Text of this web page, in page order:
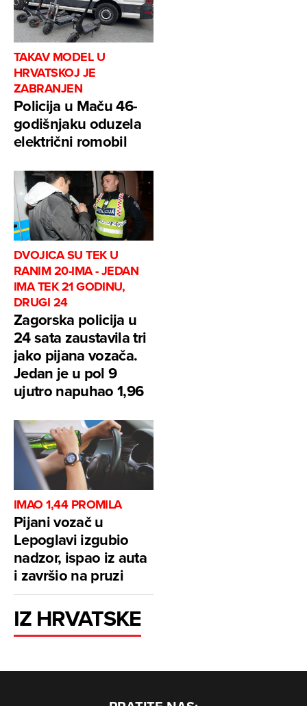
TAKAV MODEL U
HRVATSKOJ JE
ZABRANJEN
Policija u Maču 46-
godišnjaku oduzela
električni romobil
DVOJICA SU TEK U
RANIM 20-IMA - JEDAN
IMA TEK 21 GODINU,
DRUGI 24
Zagorska policija u
24 sata zaustavila tri
jako pijana vozača.
Jedan je u pol 9
ujutro napuhao 1,96
IMAO 1,44 PROMILA
Pijani vozač u
Lepoglavi izgubio
nadzor, ispao iz auta
i završio na pruzi
IZ HRVATSKE